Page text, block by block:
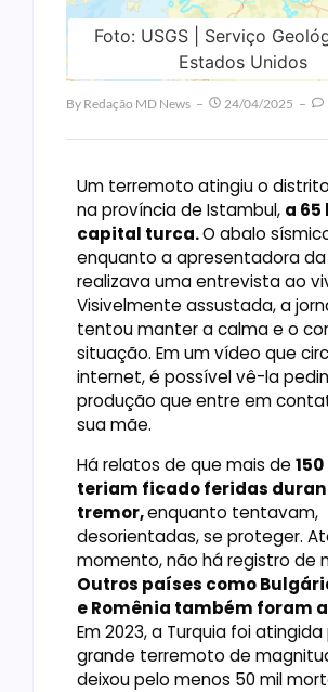
Foto: USGS | Serviço
Estados Unidos
By Redação MD News 24/04/2025
Um terremoto atingiu o distrito
na província de Istambul, a 65
capital turca.O abalo
enquanto a apresentadora da
realizava uma entrevista ao
Visivelmente assustada, a
tentou manter a calma e o
situação. Em um vídeo que
internet, é possível vê-la
produção que entre em
sua mãe.
Há relatos de que mais de
teriam ficado feridas
tremor,enquanto tentavam,
desorientadas, se proteger.
momento, não há registro de
Outros países como
e Romênia também foram
Em 2023, a Turquia foi
grande terremoto de
deixou pelo menos 50 mil